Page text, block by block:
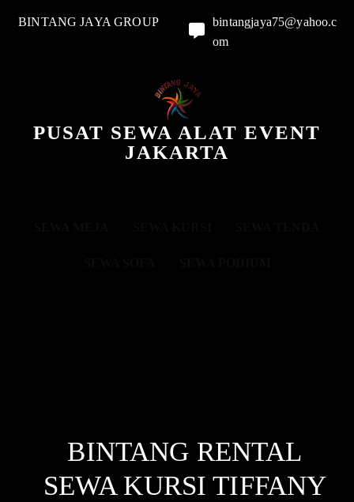
BINTANG JAYA GROUP
bintangjaya75@yahoo.c
om
PUSAT SEWA ALAT EVENT
JAKARTA
BINTANG RENTAL
SEWA KURSI TIFFANY